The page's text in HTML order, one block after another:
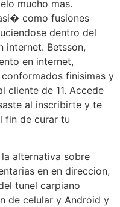
mucho mas.
como fusiones
dentro del
internet. Betsson,
en internet,
finisimas y
cliente de 11. Accede
al inscribirte y te
fin de curar tu
alternativa sobre
en en direccion,
tunel carpiano
de celular y Android y